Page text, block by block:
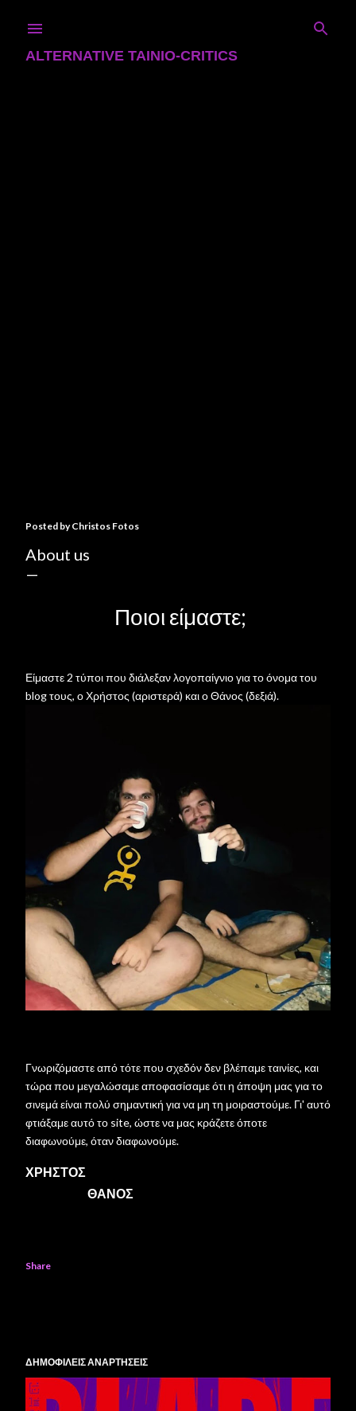
ALTERNATIVE TAINIO-CRITICS
Posted byChristos Fotos
About us
Ποιοι είμαστε;
Είμαστε 2 τύποι που διάλεξαν λογοπαίγνιο για το όνομα του
blog τους, ο Χρήστος (αριστερά) και ο Θάνος (δεξιά).
Γνωριζόμαστε από τότε που σχεδόν δεν βλέπαμε ταινίες, και
τώρα που μεγαλώσαμε αποφασίσαμε ότι η άποψη μας για το
σινεμά είναι πολύ σημαντική για να μη τη μοιραστούμε. Γι' αυτό
φτιάξαμε αυτό το site, ώστε να μας κράζετε όποτε
διαφωνούμε, όταν διαφωνούμε.
ΧΡΗΣΤΟΣ
ΘΑΝΟΣ
Share
ΔΗΜΟΦΙΛΕΙΣ ΑΝΑΡΤΗΣΕΙΣ